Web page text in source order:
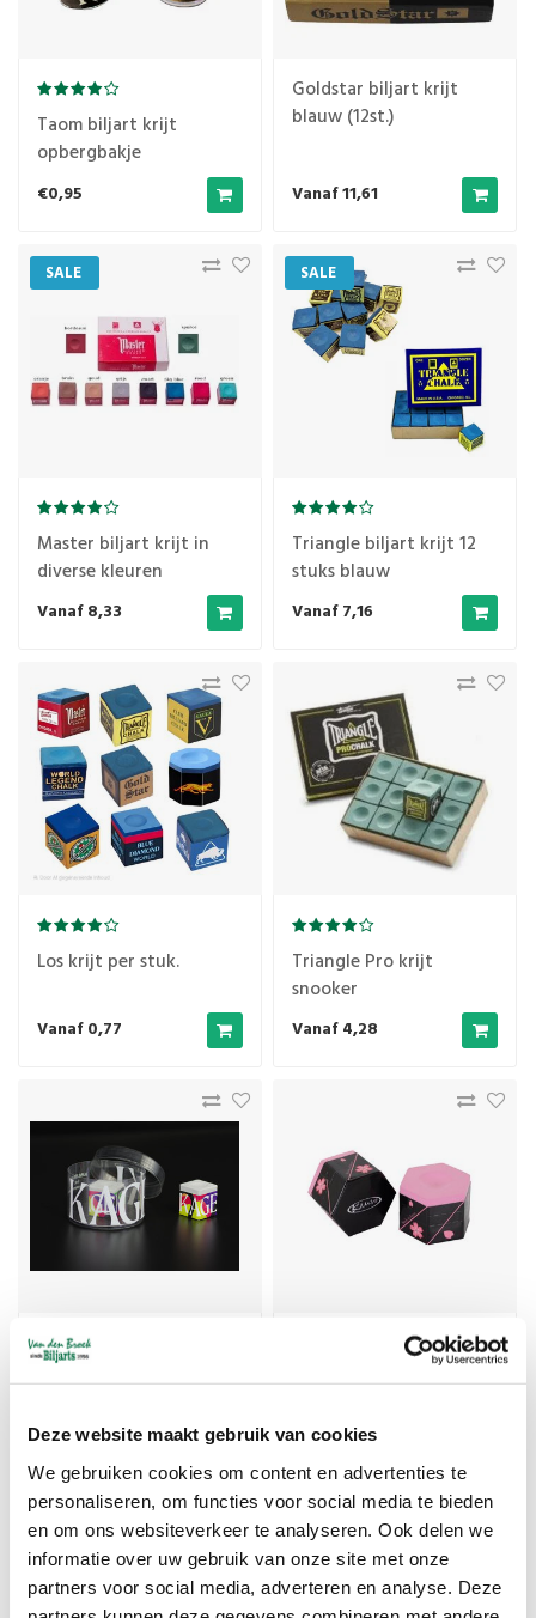
Deze website maakt gebruik van cookies
We gebruiken cookies om content en advertenties te
personaliseren, om functies voor social media te bieden
en om ons websiteverkeer te analyseren. Ook delen we
informatie over uw gebruik van onze site met onze
partners voor social media, adverteren en analyse. Deze
Taom biljart krijt
opbergbakje
€0,95
Goldstar biljart krijt
blauw (12st.)
Vanaf 11,61
SALE
Master biljart krijt in
diverse kleuren
verkrijgbaar.
Vanaf 8,33
SALE
Triangle biljart krijt 12
stuks blauw
Vanaf 7,16
Los krijt per stuk.
Vanaf 0,77
Triangle Pro krijt
snooker
Vanaf 4,28
Kamui KAGEKI krijt grijs
Kamui ROKU krijt Sakura
ONS ADVIES